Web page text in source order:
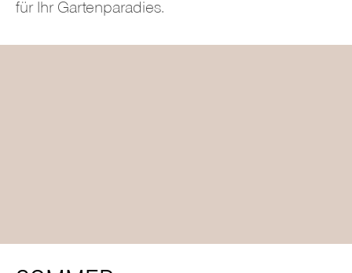
für Ihr Gartenparadies.